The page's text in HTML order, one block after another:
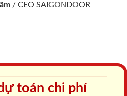
/ CEO SAIGONDOOR
toán chi phí